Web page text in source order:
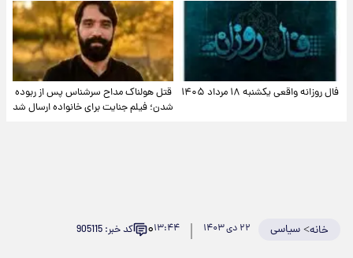
فال روزانه واقعی یکشنبه ۱۸ مرداد ۱۴۰۵
قتل هولناک مداح سرشناس پس از ربوده
شدن؛ فیلم جنایت برای خانواده ارسال شد
خانه>سیاسی ۲۲ دی ۱۴۰۳ ۱۳:۴۴۰ کد خبر: 905115